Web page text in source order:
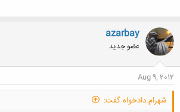
azarbay
عضو جدید
Aug 9, 2012
شهرام.دادخواه گفت: